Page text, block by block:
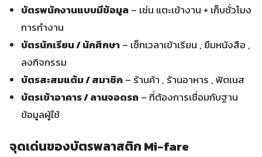
บัตรพนักงานแบบมีข้อมูล– เช่น แตะเข้างาน + เก็บชั่วโมง
การทำงาน
บัตรนักเรียน / นักศึกษา– เช็กเวลาเข้าเรียน , ยืมหนังสือ ,
ลงกิจกรรม
บัตรสะสมแต้ม / สมาชิก– ร้านค้า , ร้านอาหาร , ฟิตเนส
บัตรเข้าอาคาร / ลานจอดรถ– ที่ต้องการเชื่อมกับฐาน
ข้อมูลผู้ใช้
จุดเด่นของบัตรพลาสติก Mi-fare